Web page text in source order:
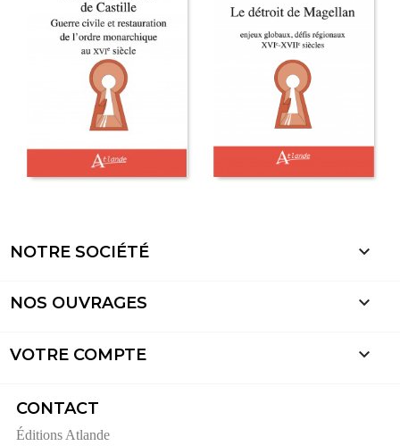
NOTRE SOCIÉTÉ 
NOS OUVRAGES 
VOTRE COMPTE 
CONTACT
Éditions Atlande